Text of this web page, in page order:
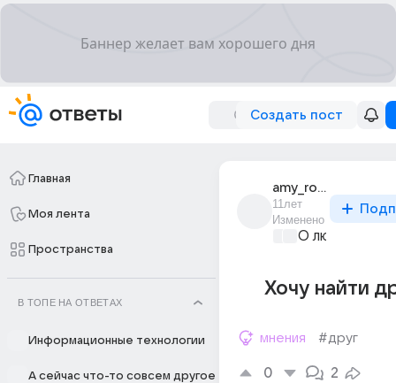
Создать пост
Главная
Моя лента
Пространства
В ТОПЕ НА ОТВЕТАХ
Информационные технологии
А сейчас что-то совсем другое
amy_rosen
11лет
Изменено
О любви без
Хочу найти
мнения #друг
0 2